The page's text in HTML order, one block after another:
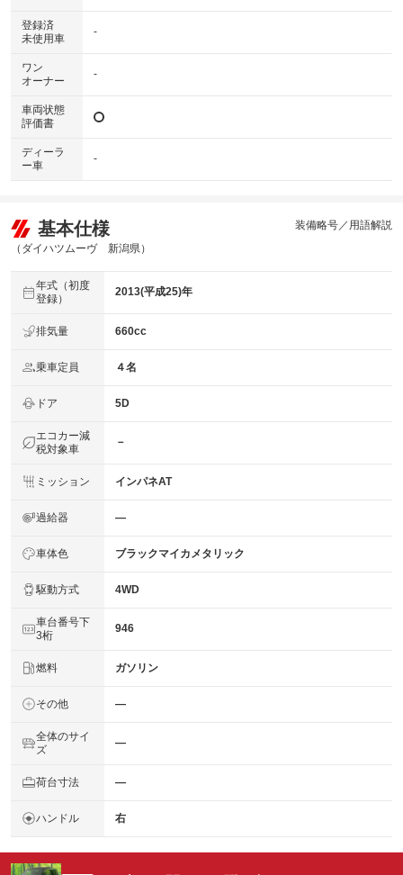
登録済
未使用車
-
ワン
オーナー
-
車両状態
評価書
ディーラ
ー車
-
基本仕様
（ダイハツムーヴ 新潟県）
装備略号／用語解説
年式（初度
登録）
2013(平成25)年
排気量 660cc
乗車定員 ４名
ドア 5D
エコカー減
税対象車
－
ミッション インパネAT
過給器 ―
車体色 ブラックマイカメタリック
駆動方式 4WD
車台番号下
3桁
946
燃料 ガソリン
その他 ―
全体のサイ
ズ
―
荷台寸法 ―
ハンドル 右